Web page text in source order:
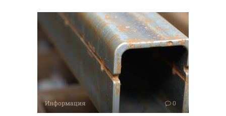
Информация 0